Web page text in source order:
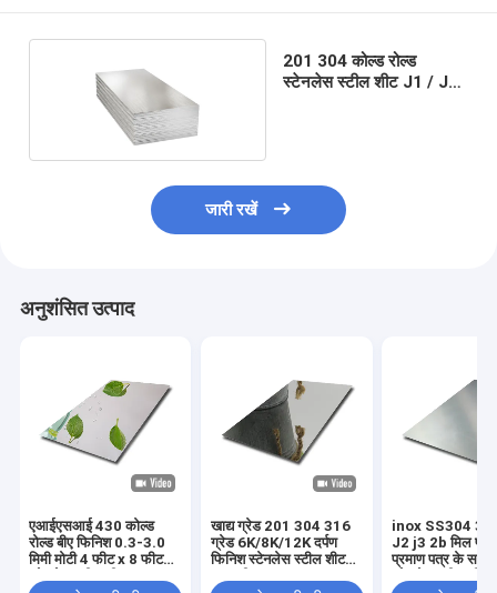
201 304 कोल्ड रोल्ड
स्टेनलेस स्टील शीट J1 / J2
जारी रखें
अनुशंसित उत्पाद
एआईएसआई 430 कोल्ड
रोल्ड बीए फिनिश 0.3-3.0
मिमी मोटी 4 फीट x 8 फीट
खाद्य ग्रेड 201 304 316
ग्रेड 6K/8K/12K दर्पण
फिनिश स्टेनलेस स्टील शीट
inox SS304
J2 j3 2b मिल
प्रमाण पत्र के साथ